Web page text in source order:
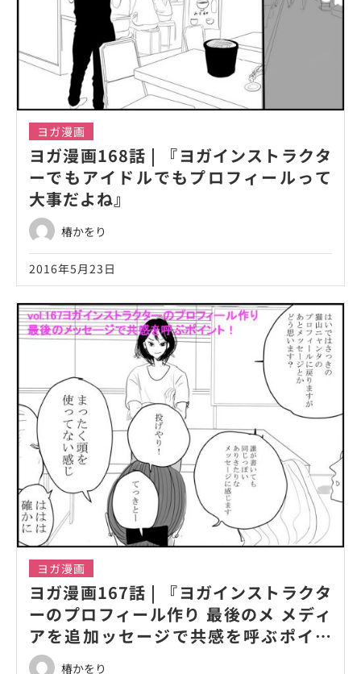
ヨガ漫画
ヨガ漫画168話 | 『ヨガインストラクタ
ーでもアイドルでもプロフィールって
大事だよね』
椿かをり
2016年5月23日
ヨガ漫画
ヨガ漫画167話 | 『ヨガインストラクタ
ーのプロフィール作り 最後のメ メディ
アを追加ッセージで共感を呼ぶポイン
ト！』椿かをり